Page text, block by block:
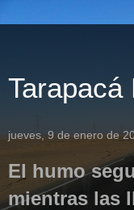
Tarapacá
jueves, 9 de enero de
El humo
mientras las